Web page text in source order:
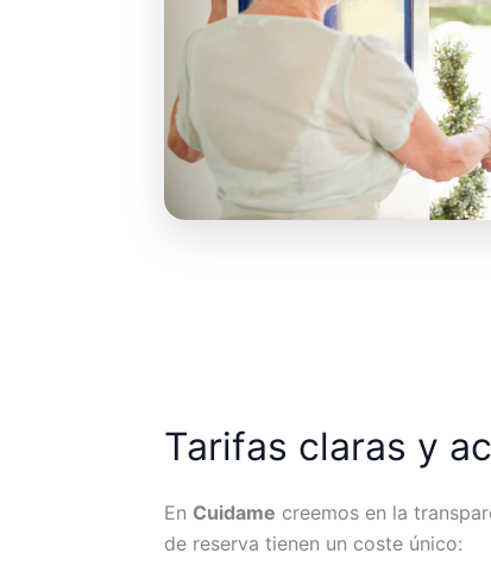
Tarifas claras y
En Cuidame creemos en la
de reserva tienen un coste único: